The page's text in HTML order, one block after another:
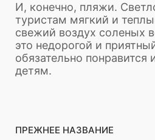
И, конечно, пляжи.
туристам мягкий и
свежий воздух соленых
это недорогой и
обязательно
детям.
ПРЕЖНЕЕ НАЗВАНИЕ